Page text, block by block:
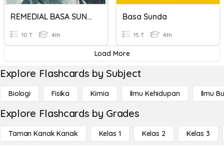
REMEDIAL BASA SUNDA
10 T 4th
Basa Sunda
15 T 4th
Load More
Explore Flashcards by Subject
Biologi Fisika Kimia Ilmu Kehidupan Ilmu
Explore Flashcards by Grades
Taman Kanak Kanak Kelas 1 Kelas 2 Kelas 3